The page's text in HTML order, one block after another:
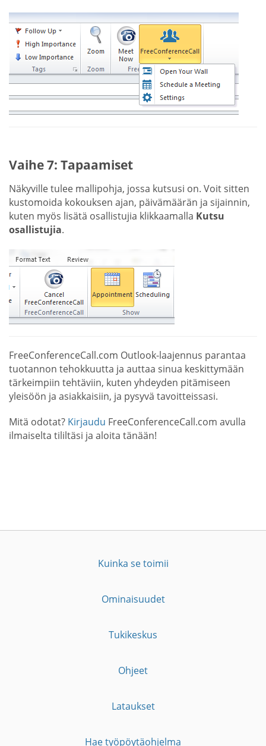
Vaihe 7: Tapaamiset
Näkyville tulee mallipohja, jossa kutsusi on. Voit sitten
kustomoida kokouksen ajan, päivämäärän ja sijainnin,
kuten myös lisätä osallistujia klikkaamalla Kutsu
osallistujia.
FreeConferenceCall.com Outlook-laajennus parantaa
tuotannon tehokkuutta ja auttaa sinua keskittymään
tärkeimpiin tehtäviin, kuten yhdeyden pitämiseen
yleisöön ja asiakkaisiin, ja pysyvä tavoitteissasi.
Mitä odotat? Kirjaudu FreeConferenceCall.com avulla
ilmaiselta tililtäsi ja aloita tänään!
Kuinka se toimii
Ominaisuudet
Tukikeskus
Ohjeet
Lataukset
Hae työpöytäohjelma